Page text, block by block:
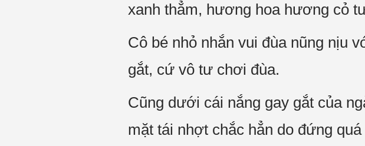
xanh thẳm, hương hoa hương cỏ
Cô bé nhỏ nhắn vui đùa nũng nịu
gắt, cứ vô tư chơi đùa.
Cũng dưới cái nắng gay gắt của
mặt tái nhợt chắc hẳn do đứng